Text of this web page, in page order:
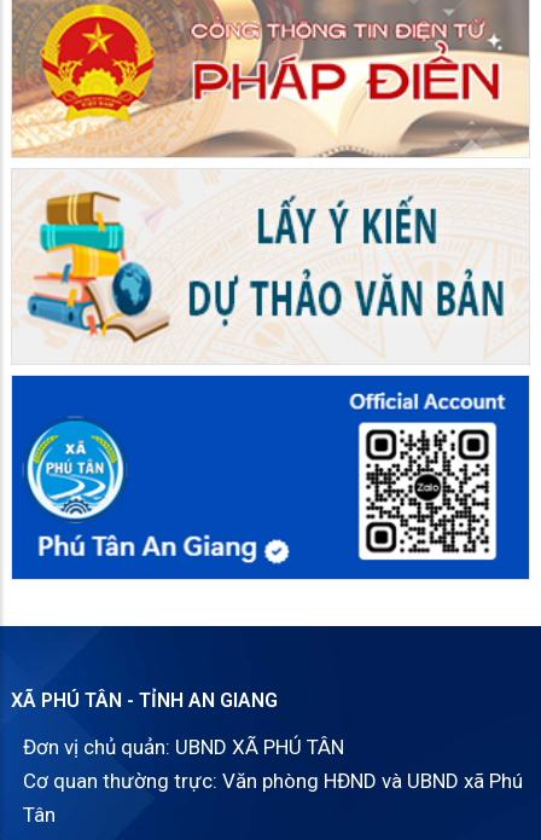
XÃ PHÚ TÂN - TỈNH AN GIANG
Đơn vị chủ quản: UBND XÃ PHÚ TÂN
Cơ quan thường trực: Văn phòng HĐND và UBND xã Phú
Tân